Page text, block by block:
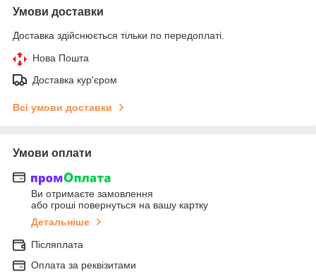
Умови доставки
Доставка здійснюється тільки по передоплаті.
Нова Пошта
Доставка кур'єром
Всі умови доставки
Умови оплати
Ви отримаєте замовлення
або гроші повернуться на вашу картку
Детальніше
Післяплата
Оплата за реквізитами